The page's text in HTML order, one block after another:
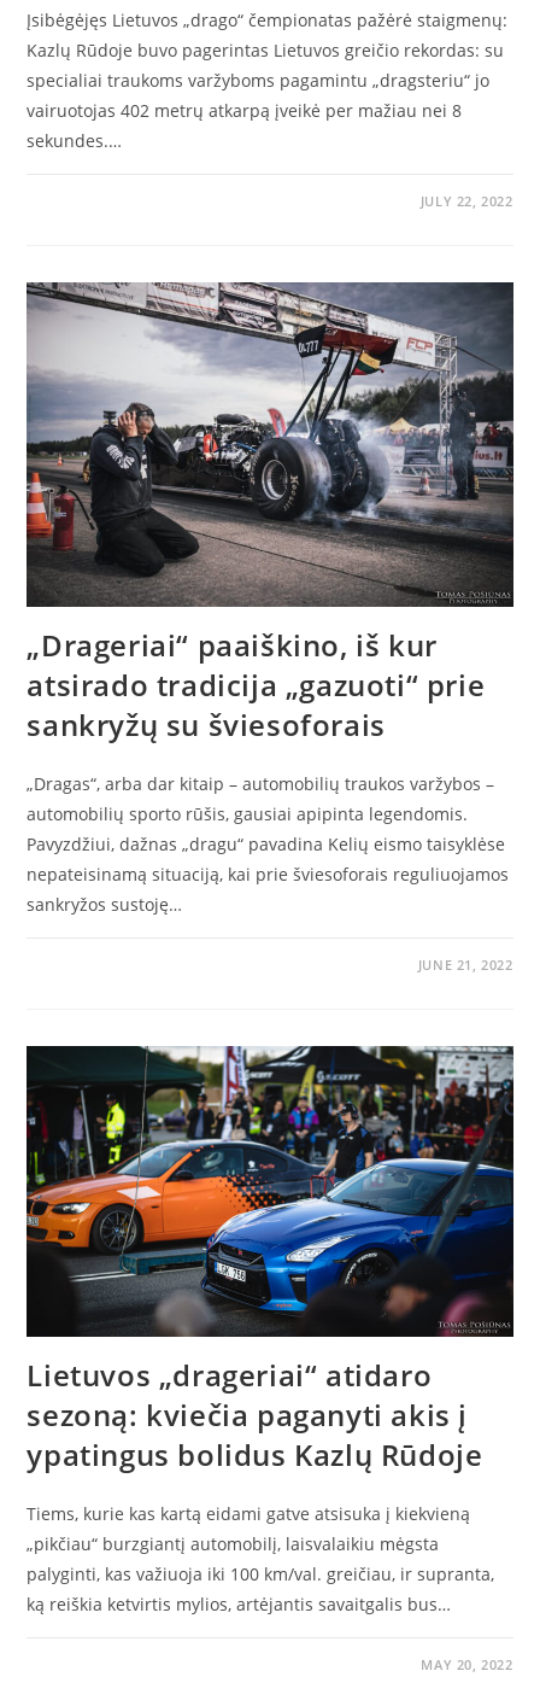
Įsibėgėjęs Lietuvos „drago“ čempionatas pažėrė staigmenų:
Kazlų Rūdoje buvo pagerintas Lietuvos greičio rekordas: su
specialiai traukoms varžyboms pagamintu „dragsteriu“ jo
vairuotojas 402 metrų atkarpą įveikė per mažiau nei 8
sekundes.…
JULY 22, 2022
„Drageriai“ paaiškino, iš kur
atsirado tradicija „gazuoti“ prie
sankryžų su šviesoforais
„Dragas“, arba dar kitaip – automobilių traukos varžybos –
automobilių sporto rūšis, gausiai apipinta legendomis.
Pavyzdžiui, dažnas „dragu“ pavadina Kelių eismo taisyklėse
nepateisinamą situaciją, kai prie šviesoforais reguliuojamos
sankryžos sustoję…
JUNE 21, 2022
Lietuvos „drageriai“ atidaro
sezoną: kviečia paganyti akis į
ypatingus bolidus Kazlų Rūdoje
Tiems, kurie kas kartą eidami gatve atsisuka į kiekvieną
„pikčiau“ burzgiantį automobilį, laisvalaikiu mėgsta
palyginti, kas važiuoja iki 100 km/val. greičiau, ir supranta,
ką reiškia ketvirtis mylios, artėjantis savaitgalis bus…
MAY 20, 2022